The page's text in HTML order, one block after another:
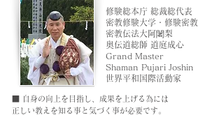
修験総本庁 総裁総代表
密教修験大学・修験密教
密教伝法大阿闍梨
奥伝道総師 道庭成心
Grand Master
Shaman Pujari Joshin
​世界平和国際活動家
■ 自身の向上を目指し、成果を上げる為には
正しい教えを知る事と気づく事が必要です。